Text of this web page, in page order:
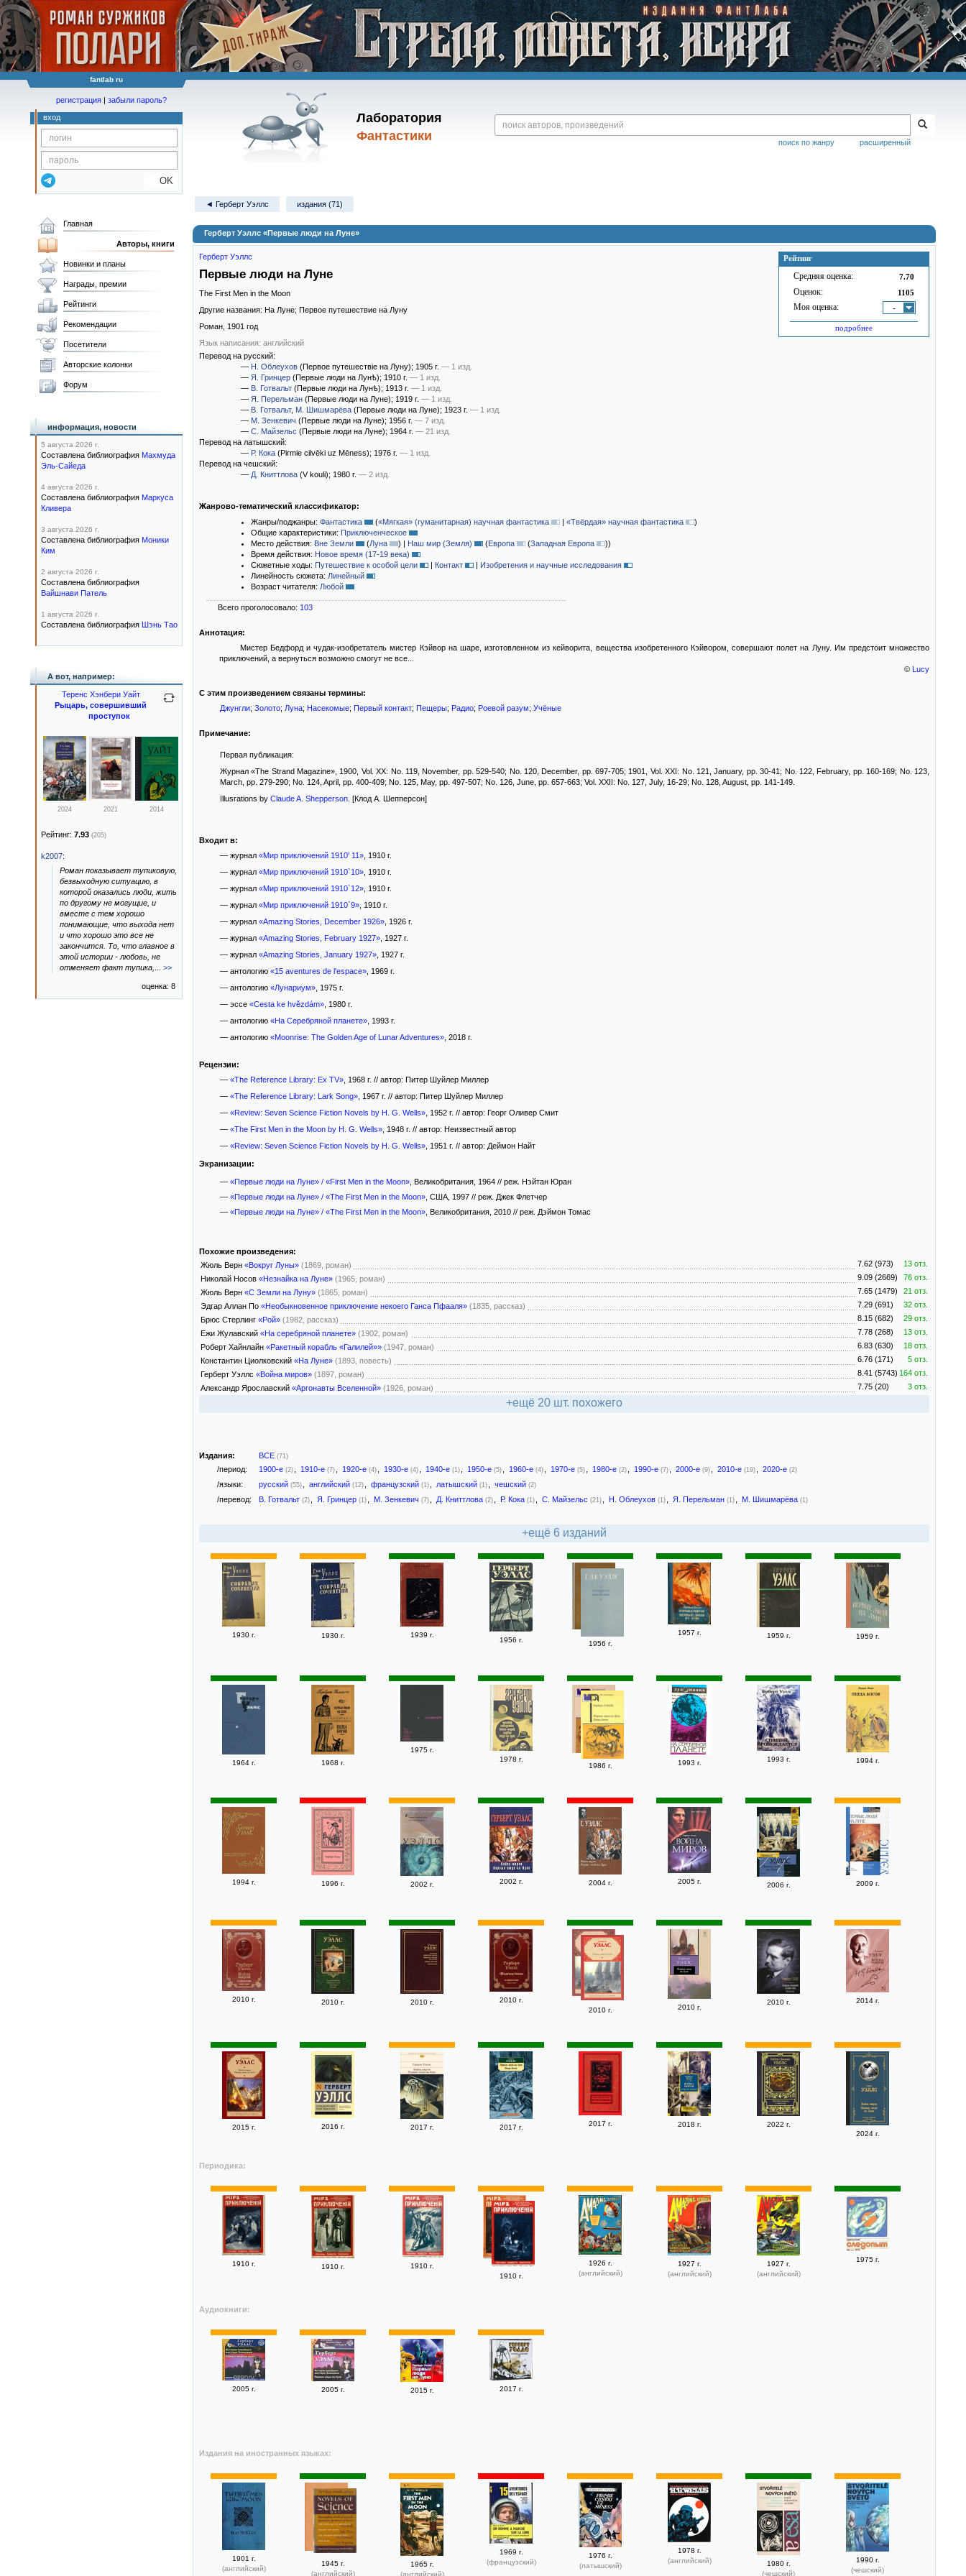
fantlab ru
Лаборатория
Фантастики
расширенный
поиск по жанру
регистрация | забыли пароль?
вход
OK
◄ Герберт Уэллс издания (71)
Герберт Уэллс «Первые люди на Луне»
Рейтинг
Средняя оценка: 7.70
Оценок: 1105
Моя оценка: -
подробнее
Герберт Уэллс
Первые люди на Луне
The First Men in the Moon
Другие названия: На Луне; Первое путешествие на Луну
Роман, 1901 год
Язык написания: английский
Перевод на русский:
— Н. Облеухов (Первое путешествiе на Луну); 1905 г. — 1 изд.
— Я. Гринцер (Первые люди на Лунѣ); 1910 г. — 1 изд.
— В. Готвальт (Первые люди на Лунѣ); 1913 г. — 1 изд.
— Я. Перельман (Первые люди на Луне); 1919 г. — 1 изд.
— В. Готвальт, М. Шишмарёва (Первые люди на Луне); 1923 г. — 1 изд.
— М. Зенкевич (Первые люди на Луне); 1956 г. — 7 изд.
— С. Майзельс (Первые люди на Луне); 1964 г. — 21 изд.
Перевод на латышский:
— Р. Кока (Pirmie cilvēki uz Mēness); 1976 г. — 1 изд.
Перевод на чешский:
— Д. Книттлова (V kouli); 1980 г. — 2 изд.
Жанрово-тематический классификатор:
Жанры/поджанры: Фантастика («Мягкая» (гуманитарная) научная фантастика | «Твёрдая» научная фантастика
)
Общие характеристики: Приключенческое
Место действия: Вне Земли (Луна ) | Наш мир (Земля) (Европа (Западная Европа ))
Время действия: Новое время (17-19 века)
Сюжетные ходы: Путешествие к особой цели | Контакт | Изобретения и научные исследования
Линейность сюжета: Линейный
Возраст читателя: Любой
Всего проголосовало: 103
Аннотация:
Мистер Бедфорд и чудак-изобретатель мистер Кэйвор на шаре, изготовленном из кейворита, вещества изобретенного Кэйвором, совершают полет на Луну. Им предстоит множество
приключений, а вернуться возможно смогут не все...
© Lucy
С этим произведением связаны термины:
Джунгли; Золото; Луна; Насекомые; Первый контакт; Пещеры; Радио; Роевой разум; Учёные
Примечание:
Первая публикация:
Журнал «The Strand Magazine», 1900, Vol. XX: No. 119, November, pp. 529-540; No. 120, December, pp. 697-705; 1901, Vol. XXI: No. 121, January, pp. 30-41; No. 122, February, pp. 160-169; No. 123,
March, pp. 279-290; No. 124, April, pp. 400-409; No. 125, May, pp. 497-507; No. 126, June, pp. 657-663; Vol. XXII: No. 127, July, 16-29; No. 128, August, pp. 141-149.
Illusrations by Claude A. Shepperson. [Клод А. Шепперсон]
Входит в:
— журнал «Мир приключений 1910' 11», 1910 г.
— журнал «Мир приключений 1910`10», 1910 г.
— журнал «Мир приключений 1910`12», 1910 г.
— журнал «Мир приключений 1910`9», 1910 г.
— журнал «Amazing Stories, December 1926», 1926 г.
— журнал «Amazing Stories, February 1927», 1927 г.
— журнал «Amazing Stories, January 1927», 1927 г.
— антологию «15 aventures de l'espace», 1969 г.
— антологию «Лунариум», 1975 г.
— эссе «Cesta ke hvězdám», 1980 г.
— антологию «На Серебряной планете», 1993 г.
— антологию «Moonrise: The Golden Age of Lunar Adventures», 2018 г.
Рецензии:
— «The Reference Library: Ex TV», 1968 г. // автор: Питер Шуйлер Миллер
— «The Reference Library: Lark Song», 1967 г. // автор: Питер Шуйлер Миллер
— «Review: Seven Science Fiction Novels by H. G. Wells», 1952 г. // автор: Георг Оливер Смит
— «The First Men in the Moon by H. G. Wells», 1948 г. // автор: Неизвестный автор
— «Review: Seven Science Fiction Novels by H. G. Wells», 1951 г. // автор: Деймон Найт
Экранизации:
— «Первые люди на Луне» / «First Men in the Moon», Великобритания, 1964 // реж. Нэйтан Юран
— «Первые люди на Луне» / «The First Men in the Moon», США, 1997 // реж. Джек Флетчер
— «Первые люди на Луне» / «The First Men in the Moon», Великобритания, 2010 // реж. Дэймон Томас
Похожие произведения:
Жюль Верн «Вокруг Луны» (1869, роман) 7.62 (973)
13 отз.
Николай Носов «Незнайка на Луне» (1965, роман) 9.09 (2669)
76 отз.
Жюль Верн «С Земли на Луну» (1865, роман) 7.65 (1479)
21 отз.
Эдгар Аллан По «Необыкновенное приключение некоего Ганса Пфааля» (1835, рассказ) 7.29 (691)
32 отз.
Брюс Стерлинг «Рой» (1982, рассказ) 8.15 (682)
29 отз.
Ежи Жулавский «На серебряной планете» (1902, роман) 7.78 (268)
13 отз.
Роберт Хайнлайн «Ракетный корабль «Галилей»» (1947, роман) 6.83 (630)
18 отз.
Константин Циолковский «На Луне» (1893, повесть) 6.76 (171)
5 отз.
Герберт Уэллс «Война миров» (1897, роман) 8.41 (5743) 164 отз.
Александр Ярославский «Аргонавты Вселенной» (1926, роман) 7.75 (20) 3 отз.
+ещё 20 шт. похожего
Издания: ВСЕ (71)
/период: 1900-е (2) 1910-е (7) 1920-е (4) 1930-е (4) 1940-е (1) 1950-е (5) 1960-е (4) 1970-е (5) 1980-е (2) 1990-е (7) 2000-е (9) 2010-е (19) 2020-е (2)
/языки: русский (55) английский (12) французский (1) латышский (1) чешский (2)
/перевод: В. Готвальт (2) Я. Гринцер (1) М. Зенкевич (7) Д. Книттлова (2) Р. Кока (1) С. Майзельс (21) Н. Облеухов (1) Я. Перельман (1) М. Шишмарёва (1)
+ещё 6 изданий
1930 г. 1930 г. 1939 г.
1956 г. 1956 г.
1957 г. 1959 г. 1959 г.
1964 г. 1968 г.
1975 г.
1978 г.
1986 г.
1993 г. 1993 г. 1994 г.
1994 г. 1996 г. 2002 г. 2002 г. 2004 г. 2005 г. 2006 г. 2009 г.
2010 г. 2010 г. 2010 г.
2010 г.
2010 г.
2010 г.
2010 г. 2014 г.
2015 г. 2016 г. 2017 г. 2017 г. 2017 г. 2018 г.
2022 г.
2024 г.
Периодика:
1910 г. 1910 г.
1910 г.
1910 г.
1926 г.
(английский)
1927 г.
(английский)
1927 г.
(английский)
1975 г.
Аудиокниги:
2005 г. 2005 г. 2015 г. 2017 г.
Издания на иностранных языках:
1901 г.
(английский)
1945 г.
(английский)
1965 г.
(английский)
1969 г.
(французский)
1976 г.
(латышский)
1978 г.
(английский)
1980 г.
(чешский)
1990 г.
(чешский)
Главная
Авторы, книги
Новинки и планы
Награды, премии
Рейтинги
Рекомендации
Посетители
Авторские колонки
Форум
информация, новости
5 августа 2026 г.
Составлена библиография Махмуда
Эль-Сайеда
4 августа 2026 г.
Составлена библиография Маркуса
Кливера
3 августа 2026 г.
Составлена библиография Моники
Ким
2 августа 2026 г.
Составлена библиография
Вайшнави Патель
1 августа 2026 г.
Составлена библиография Шэнь Тао
А вот, например:
Теренс Хэнбери Уайт
Рыцарь, совершивший
проступок
2024 2021 2014
Рейтинг: 7.93 (205)
k2007:
Роман показывает тупиковую,
безвыходную ситуацию, в
которой оказались люди, жить
по другому не могущие, и
вместе с тем хорошо
понимающие, что выхода нет
и что хорошо это все не
закончится. То, что главное в
этой истории - любовь, не
отменяет факт тупика,
>>
оценка: 8